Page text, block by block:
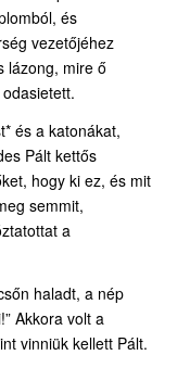
és
vezetőjéhez
lázong, mire ő
és a katonákat,
Pált kettős
hogy ki ez, és mit
semmit,
a
haladt, a nép
Akkora volt a
vinniük kellett Pált.